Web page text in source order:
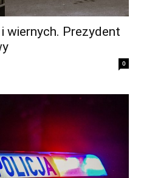
wiernych. Prezydent
0